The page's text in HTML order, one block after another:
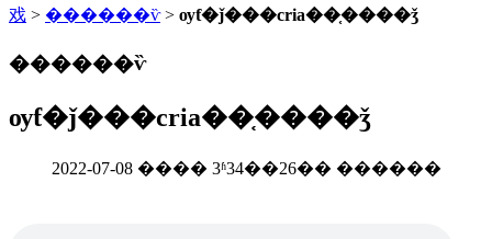
戏 > ������ѷ> ѹƭ�ǰ���cria��֤����ǯ
������ѷ
ѹƭ�ǰ���cria��֤����ǯ
2022-07-08 ���� 3ʱ34��26�� ������